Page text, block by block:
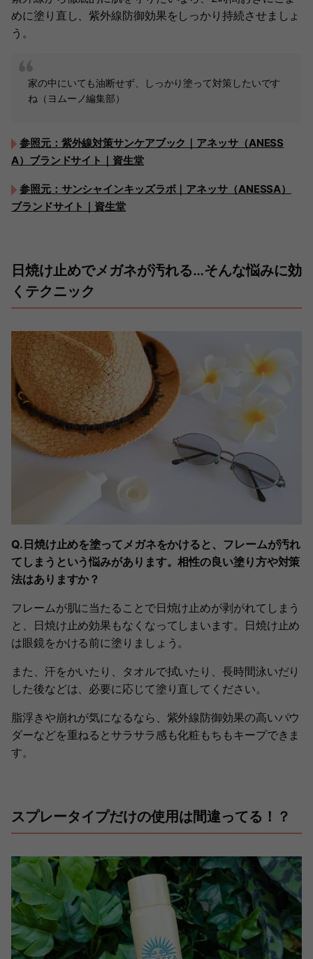
めに塗り直し、紫外線防御効果をしっかり持続させましょ
う。
家の中にいても油断せず、しっかり塗って対策したいです
ね（ヨムーノ編集部）
参照元：紫外線対策サンケアブック｜アネッサ（ANESS
A）ブランドサイト｜資生堂
参照元：サンシャインキッズラボ｜アネッサ（ANESSA）
ブランドサイト｜資生堂
日焼け止めでメガネが汚れる…そんな悩みに効
くテクニック
Q.日焼け止めを塗ってメガネをかけると、フレームが汚れ
てしまうという悩みがあります。相性の良い塗り方や対策
法はありますか？
フレームが肌に当たることで日焼け止めが剥がれてしまう
と、日焼け止め効果もなくなってしまいます。日焼け止め
は眼鏡をかける前に塗りましょう。
また、汗をかいたり、タオルで拭いたり、長時間泳いだり
した後などは、必要に応じて塗り直してください。
脂浮きや崩れが気になるなら、紫外線防御効果の高いパウ
ダーなどを重ねるとサラサラ感も化粧もちもキープできま
す。
スプレータイプだけの使用は間違ってる！？